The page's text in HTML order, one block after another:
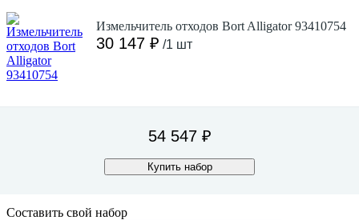
Измельчитель отходов Bort Alligator 93410754
30 147 ₽ /1 шт
54 547 ₽
Купить набор
Составить свой набор